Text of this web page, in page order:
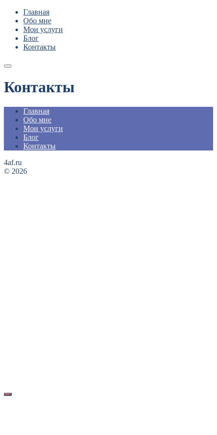
Главная
Обо мне
Мои услуги
Блог
Контакты
Контакты
Главная
Обо мне
Мои услуги
Блог
Контакты
4af.ru
© 2026